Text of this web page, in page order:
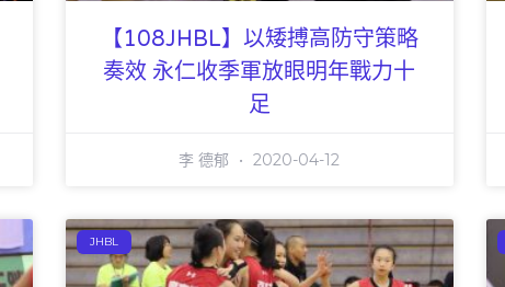
【108JHBL】以矮搏高防守策略
奏效 永仁收季軍放眼明年戰力十
足
李 德郁 2020-04-12
JHBL